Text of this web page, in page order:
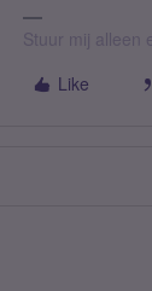
Stuur mij alleen
Like